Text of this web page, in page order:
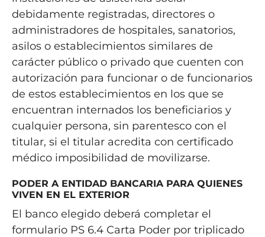
debidamente registradas, directores o
administradores de hospitales, sanatorios,
asilos o establecimientos similares de
carácter público o privado que cuenten con
autorización para funcionar o de funcionarios
de estos establecimientos en los que se
encuentran internados los beneficiarios y
cualquier persona, sin parentesco con el
titular, si el titular acredita con certificado
médico imposibilidad de movilizarse.
PODER A ENTIDAD BANCARIA PARA QUIENES
VIVEN EN EL EXTERIOR
El banco elegido deberá completar el
formulario PS 6.4 Carta Poder por triplicado